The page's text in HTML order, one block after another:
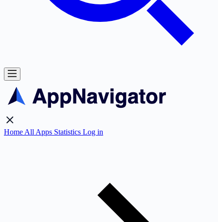
Home All Apps Statistics Log in